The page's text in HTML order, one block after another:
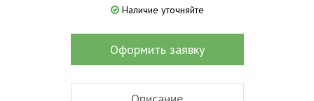
Наличие уточняйте
Оформить заявку